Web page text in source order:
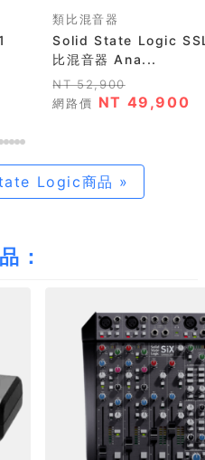
類比混音器
Solid State Logic
比混音器 Ana...
NT 52,900
網路價 NT 49,900
Logic商品 »
：